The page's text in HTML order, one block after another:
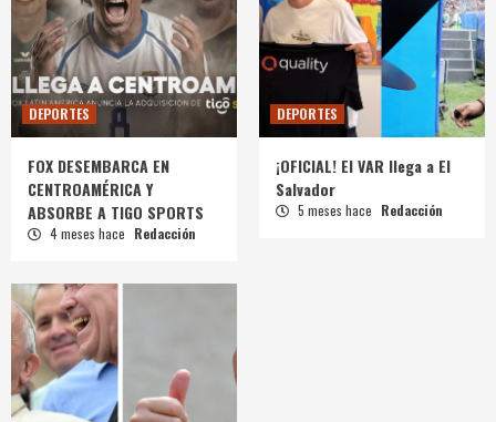
DEPORTES
FOX DESEMBARCA EN
CENTROAMÉRICA Y
ABSORBE A TIGO SPORTS
4 meses hace Redacción
DEPORTES
¡OFICIAL! El VAR llega a El
Salvador
5 meses hace Redacción